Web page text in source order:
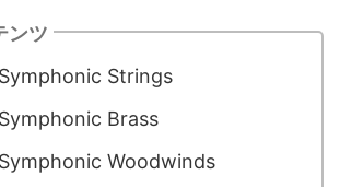
ンツ
Strings
Brass
Woodwinds